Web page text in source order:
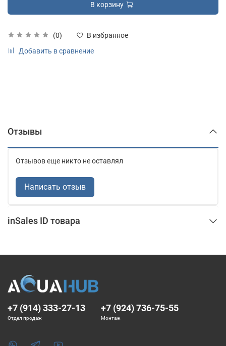
(0)
В избранное
Добавить в сравнение
В корзину
Отзывы
Отзывов еще никто не оставлял
Написать отзыв
inSales ID товара
+7 (914) 333-27-13
Отдел продаж
+7 (924) 736-75-55
Монтаж